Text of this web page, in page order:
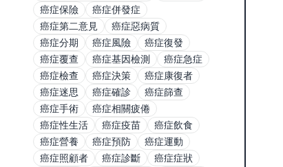
癌症保險
癌症併發症
癌症第二意見
癌症惡病質
癌症分期
癌症風險
癌症復發
癌症覆查
癌症基因檢測
癌症急症
癌症檢查
癌症決策
癌症康復者
癌症迷思
癌症確診
癌症篩查
癌症手術
癌症相關疲倦
癌症性生活
癌症疫苗
癌症飲食
癌症營養
癌症預防
癌症運動
癌症照顧者
癌症診斷
癌症症狀